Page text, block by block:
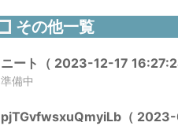
その他一覧
ニート（ 2023-12-17
準備中
pjTGvfwsxuQmyiLb（ 2023-